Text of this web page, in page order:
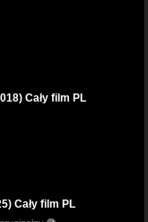
Cały film PL
Cały film PL